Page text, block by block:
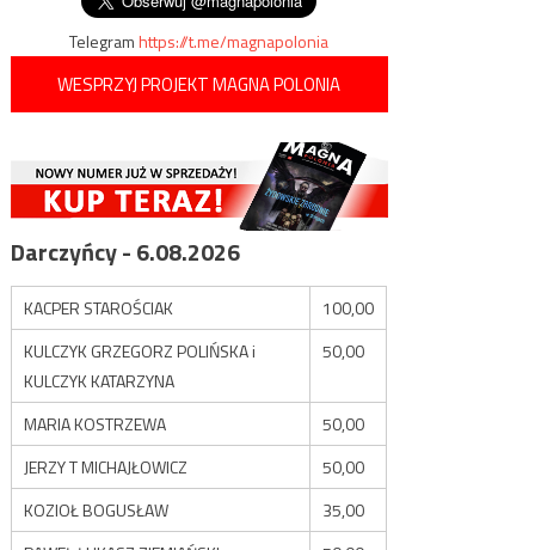
Telegramhttps://t.me/magnapolonia
WESPRZYJ PROJEKT MAGNA POLONIA
Darczyńcy - 6.08.2026
KACPER STAROŚCIAK
100,00
KULCZYK GRZEGORZ POLIŃSKA i
KULCZYK KATARZYNA
50,00
MARIA KOSTRZEWA
50,00
JERZY T MICHAJŁOWICZ
50,00
KOZIOŁ BOGUSŁAW
35,00